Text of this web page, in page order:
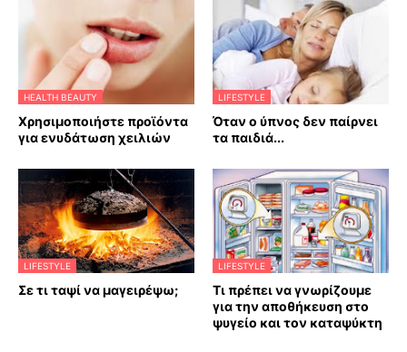
HEALTH BEAUTY
Χρησιμοποιήστε προϊόντα
για ενυδάτωση χειλιών
LIFESTYLE
Όταν ο ύπνος δεν παίρνει
τα παιδιά...
LIFESTYLE
Σε τι ταψί να μαγειρέψω;
LIFESTYLE
Τι πρέπει να γνωρίζουμε
για την αποθήκευση στο
ψυγείο και τον καταψύκτη